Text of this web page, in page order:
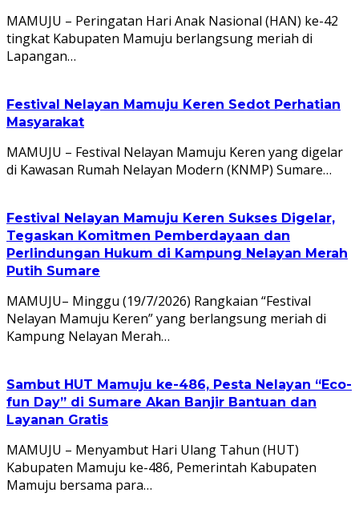
MAMUJU – Peringatan Hari Anak Nasional (HAN) ke-42
tingkat Kabupaten Mamuju berlangsung meriah di
Lapangan…
Festival Nelayan Mamuju Keren Sedot Perhatian
Masyarakat
MAMUJU – Festival Nelayan Mamuju Keren yang digelar
di Kawasan Rumah Nelayan Modern (KNMP) Sumare…
Festival Nelayan Mamuju Keren Sukses Digelar,
Tegaskan Komitmen Pemberdayaan dan
Perlindungan Hukum di Kampung Nelayan Merah
Putih Sumare
MAMUJU– Minggu (19/7/2026) Rangkaian “Festival
Nelayan Mamuju Keren” yang berlangsung meriah di
Kampung Nelayan Merah…
Sambut HUT Mamuju ke-486, Pesta Nelayan “Eco-
fun Day” di Sumare Akan Banjir Bantuan dan
Layanan Gratis
MAMUJU – Menyambut Hari Ulang Tahun (HUT)
Kabupaten Mamuju ke-486, Pemerintah Kabupaten
Mamuju bersama para…